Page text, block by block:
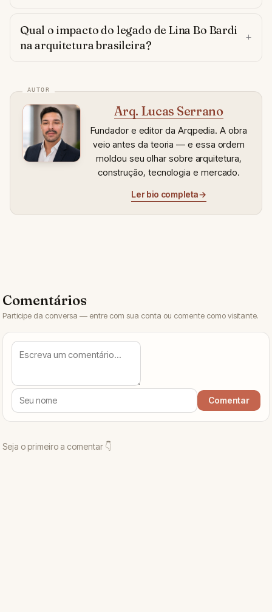
Qual o impacto do legado de Lina Bo Bardi
na arquitetura brasileira?
Arq. Lucas Serrano
Fundador e editor da Arqpedia. A obra
veio antes da teoria — e essa ordem
moldou seu olhar sobre arquitetura,
construção, tecnologia e mercado.
Ler bio completa→